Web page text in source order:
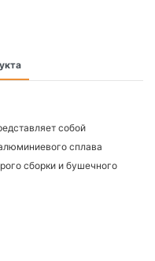
собой
сплава
сборки и бушечного